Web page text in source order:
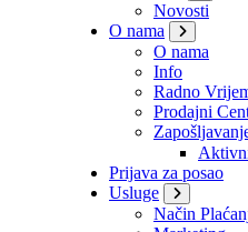
Novosti
O nama
O nama
Info
Radno
Prodajni
Prijava za posao
Usluge
Način